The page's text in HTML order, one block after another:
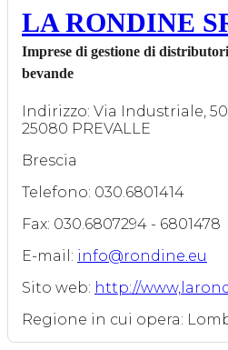
LA RONDINE
Imprese di gestione di
bevande
Indirizzo: Via Industriale, 50
25080 PREVALLE
Brescia
Telefono: 030.6801414
Fax: 030.6807294 - 6801478
E-mail: info@rondine.eu
Sito web: http://
Regione in cui opera: